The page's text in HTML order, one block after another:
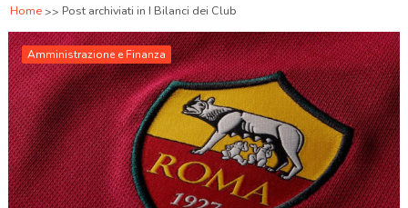
Home Post archiviati in I Bilanci dei Club
Amministrazione e Finanza